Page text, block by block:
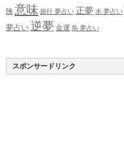
険 意味 旅行 夢占い 正夢 水 夢占い
夢占い 逆夢 金運 鳥 夢占い
スポンサードリンク